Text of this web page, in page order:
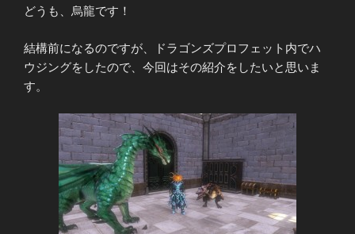
し
て
の
巻
(後
編)”
の
どうも、烏龍です！
結構前になるのですが、ドラゴンズプロフェット内でハ
ウジングをしたので、今回はその紹介をしたいと思いま
す。